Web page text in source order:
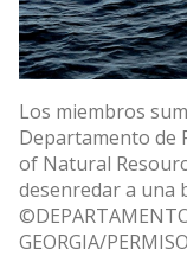
Los miembros
Departamento de
of Natural
desenredar a una
GEORGIA/